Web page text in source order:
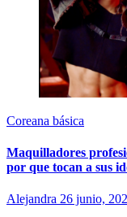
Coreana básica
Maquilladores
por que tocan a sus
Alejandra 26 junio,